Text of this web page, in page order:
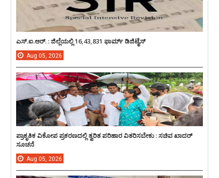
ಎಸ್.ಐ.ಆರ್. : ಜಿಲ್ಲೆಯಲ್ಲಿ 16,43,831 ಫಾರ್ಮ್ ಡಿಜಿಟೈಸ್
Aug 05, 2026
ಪ್ರಾಕೃತಿಕ ವಿಕೋಪ ಪ್ರಕರಣದಲ್ಲಿ ತ್ವರಿತ ಪರಿಹಾರ ವಿತರಿಸಬೇಕು : ಸಚಿವ ಖಾದರ್
ಸೂಚನೆ
Aug 05, 2026